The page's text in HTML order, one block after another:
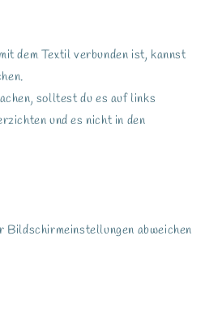
dem Textil verbunden ist, kannst
solltest du es auf links
und es nicht in den
Bildschirmeinstellungen abweichen